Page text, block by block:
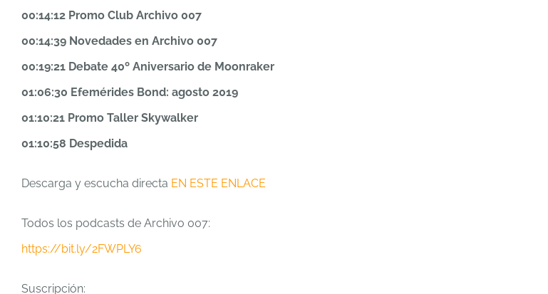
00:14:12 Promo Club Archivo 007
00:14:39 Novedades en Archivo 007
00:19:21 Debate 40º Aniversario de Moonraker
01:06:30 Efemérides Bond: agosto 2019
01:10:21 Promo Taller Skywalker
01:10:58 Despedida
Descarga y escucha directa EN ESTE ENLACE
Todos los podcasts de Archivo 007:
https://bit.ly/2FWPLY6
Suscripción: